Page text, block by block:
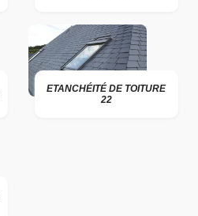
ETANCHÉITÉ DE TOITURE
22